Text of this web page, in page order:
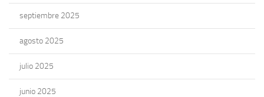
septiembre 2025
agosto 2025
julio 2025
junio 2025